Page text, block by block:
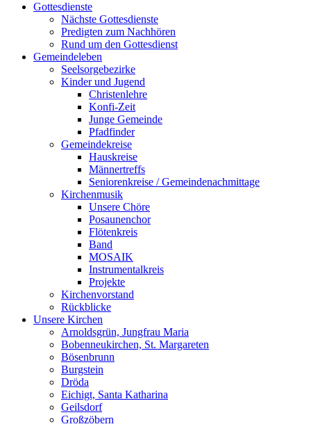
Gottesdienste
Nächste Gottesdienste
Predigten zum Nachhören
Rund um den Gottesdienst
Gemeindeleben
Seelsorgebezirke
Kinder und Jugend
Christenlehre
Konfi-Zeit
Junge Gemeinde
Pfadfinder
Gemeindekreise
Hauskreise
Männertreffs
Seniorenkreise / Gemeindenachmittage
Kirchenmusik
Unsere Chöre
Posaunenchor
Flötenkreis
Band
MOSAIK
Instrumentalkreis
Projekte
Kirchenvorstand
Rückblicke
Unsere Kirchen
Arnoldsgrün, Jungfrau Maria
Bobenneukirchen, St. Margareten
Bösenbrunn
Burgstein
Dröda
Eichigt, Santa Katharina
Geilsdorf
Großzöbern